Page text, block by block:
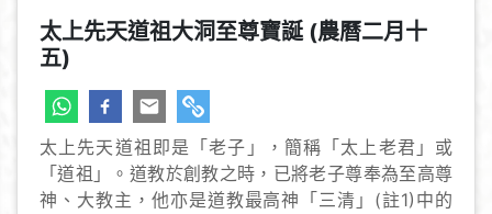
太上先天道祖大洞至尊寶誕 (農曆二月十
五)
太上先天道祖即是「老子」，簡稱「太上老君」或
「道祖」。道教於創教之時，已將老子尊奉為至高尊
神、大教主，他亦是道教最高神「三清」(註1)中的